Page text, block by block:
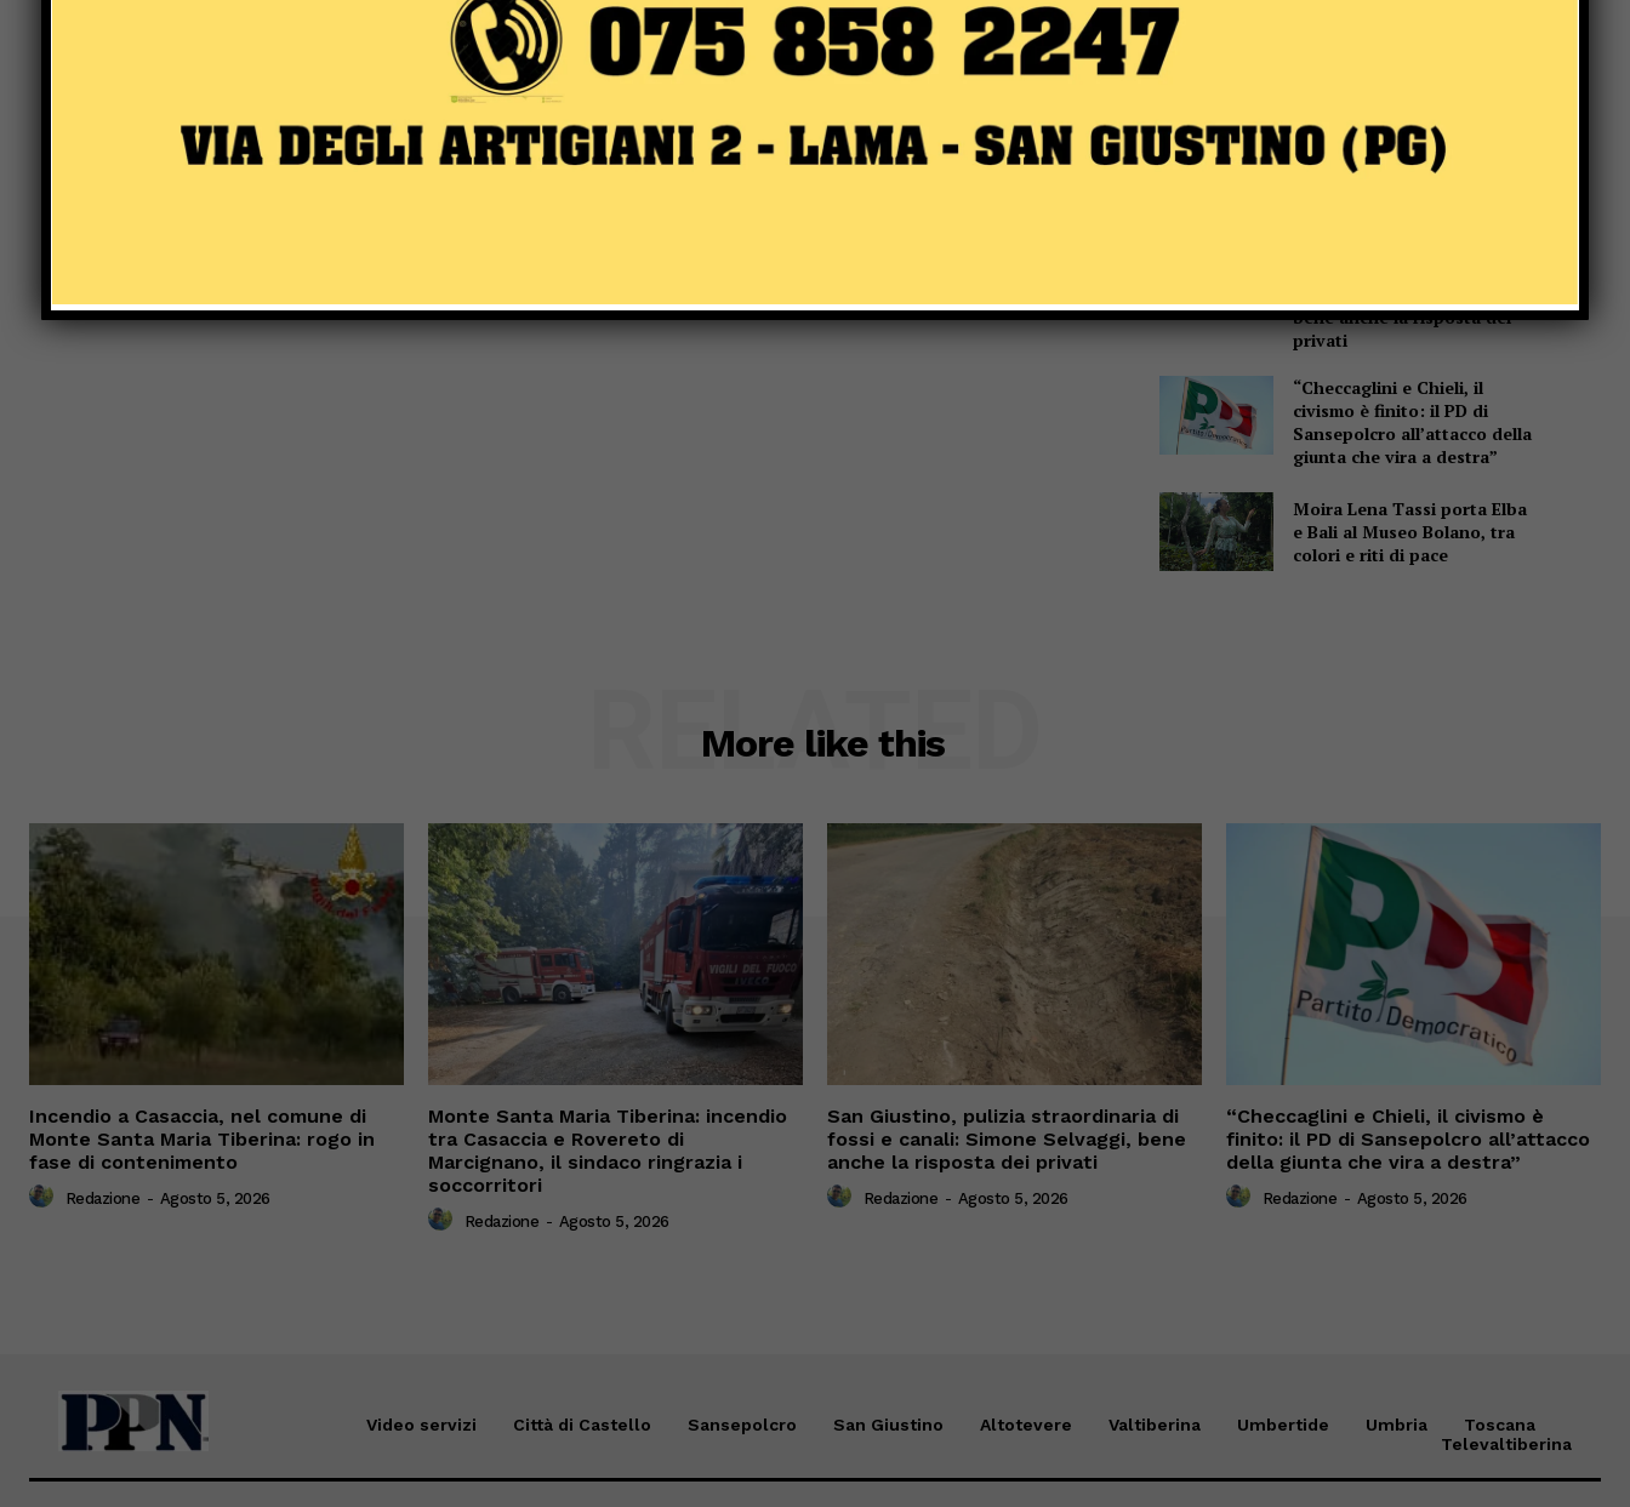
incendio tra Casaccia e
Rovereto di Marcignano, il
sindaco ringrazia i
bene anche la risposta dei
privati
“Checcaglini e Chieli, il
civismo è finito: il PD di
Sansepolcro all’attacco della
giunta che vira a destra”
Moira Lena Tassi porta Elba
e Bali al Museo Bolano, tra
colori e riti di pace
More like this
RELATED
Incendio a Casaccia, nel comune di
Monte Santa Maria Tiberina: rogo in
fase di contenimento
Redazione - Agosto 5, 2026
Monte Santa Maria Tiberina: incendio
tra Casaccia e Rovereto di
Marcignano, il sindaco ringrazia i
soccorritori
Redazione - Agosto 5, 2026
San Giustino, pulizia straordinaria di
fossi e canali: Simone Selvaggi, bene
anche la risposta dei privati
Redazione - Agosto 5, 2026
“Checcaglini e Chieli, il civismo è
finito: il PD di Sansepolcro all’attacco
della giunta che vira a destra”
Redazione - Agosto 5, 2026
Video servizi Città di Castello Sansepolcro San Giustino Altotevere Valtiberina Umbertide Umbria
Toscana
Televaltiberina